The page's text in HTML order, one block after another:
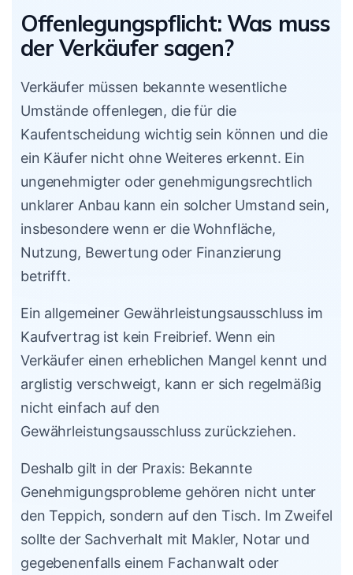
Offenlegungspflicht: Was muss
der Verkäufer sagen?
Verkäufer müssen bekannte wesentliche
Umstände offenlegen, die für die
Kaufentscheidung wichtig sein können und die
ein Käufer nicht ohne Weiteres erkennt. Ein
ungenehmigter oder genehmigungsrechtlich
unklarer Anbau kann ein solcher Umstand sein,
insbesondere wenn er die Wohnfläche,
Nutzung, Bewertung oder Finanzierung
betrifft.
Ein allgemeiner Gewährleistungsausschluss im
Kaufvertrag ist kein Freibrief. Wenn ein
Verkäufer einen erheblichen Mangel kennt und
arglistig verschweigt, kann er sich regelmäßig
nicht einfach auf den
Gewährleistungsausschluss zurückziehen.
Deshalb gilt in der Praxis: Bekannte
Genehmigungsprobleme gehören nicht unter
den Teppich, sondern auf den Tisch. Im Zweifel
sollte der Sachverhalt mit Makler, Notar und
gegebenenfalls einem Fachanwalt oder